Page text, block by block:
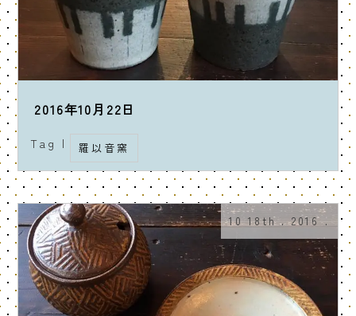
2016年10月22日
Tag | 羅以音窯
10 18th . 2016 .